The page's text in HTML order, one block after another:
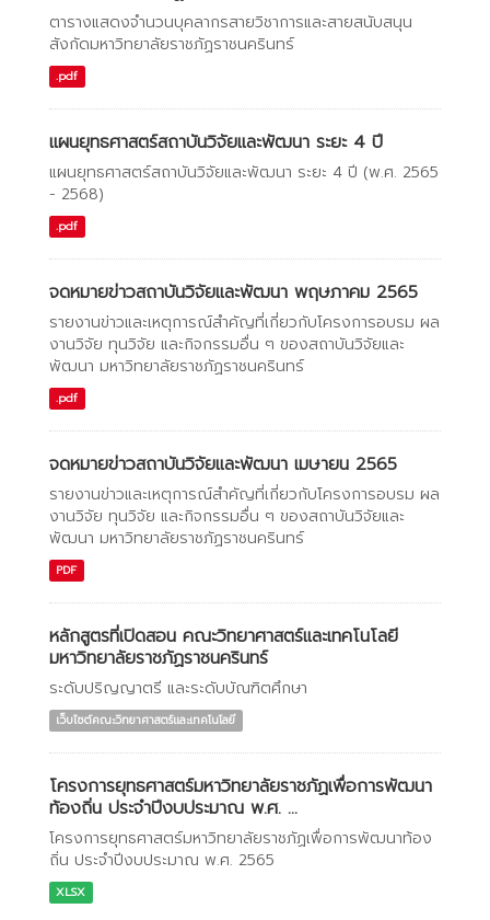
ตารางแสดงจำนวนบุคลากรสายวิชาการและสายสนับสนุน
สังกัดมหาวิทยาลัยราชภัฏราชนครินทร์
.pdf
แผนยุทธศาสตร์สถาบันวิจัยและพัฒนา ระยะ 4 ปี
แผนยุทธศาสตร์สถาบันวิจัยและพัฒนา ระยะ 4 ปี (พ.ศ. 2565
- 2568)
.pdf
จดหมายข่าวสถาบันวิจัยและพัฒนา พฤษภาคม 2565
รายงานข่าวและเหตุการณ์สำคัญที่เกี่ยวกับโครงการอบรม ผล
งานวิจัย ทุนวิจัย และกิจกรรมอื่น ๆ ของสถาบันวิจัยและ
พัฒนา มหาวิทยาลัยราชภัฏราชนครินทร์
.pdf
จดหมายข่าวสถาบันวิจัยและพัฒนา เมษายน 2565
รายงานข่าวและเหตุการณ์สำคัญที่เกี่ยวกับโครงการอบรม ผล
งานวิจัย ทุนวิจัย และกิจกรรมอื่น ๆ ของสถาบันวิจัยและ
พัฒนา มหาวิทยาลัยราชภัฏราชนครินทร์
PDF
หลักสูตรที่เปิดสอน คณะวิทยาศาสตร์และเทคโนโลยี
มหาวิทยาลัยราชภัฏราชนครินทร์
ระดับปริญญาตรี และระดับบัณฑิตศึกษา
เว็บไซต์คณะวิทยาศาสตร์และเทคโนโลยี
โครงการยุทธศาสตร์มหาวิทยาลัยราชภัฏเพื่อการพัฒนา
ท้องถิ่น ประจำปีงบประมาณ พ.ศ. ...
โครงการยุทธศาสตร์มหาวิทยาลัยราชภัฏเพื่อการพัฒนาท้อง
ถิ่น ประจำปีงบประมาณ พ.ศ. 2565
XLSX